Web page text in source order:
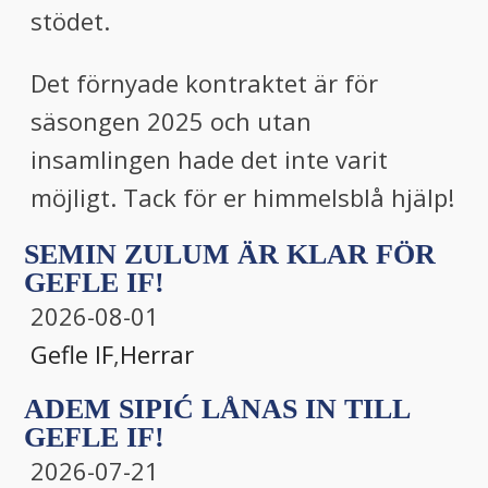
stödet.
Det förnyade kontraktet är för
säsongen 2025 och utan
insamlingen hade det inte varit
möjligt. Tack för er himmelsblå hjälp!
SEMIN ZULUM ÄR KLAR FÖR
GEFLE IF!
2026-08-01
Gefle IF,Herrar
ADEM SIPIĆ LÅNAS IN TILL
GEFLE IF!
2026-07-21